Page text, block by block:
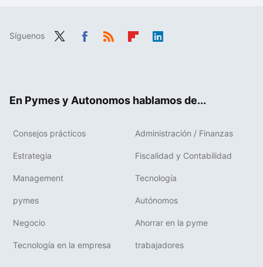
Síguenos
En Pymes y Autonomos hablamos de...
Consejos prácticos Administración / Finanzas
Estrategia Fiscalidad y Contabilidad
Management Tecnología
pymes Autónomos
Negocio Ahorrar en la pyme
Tecnología en la empresa trabajadores